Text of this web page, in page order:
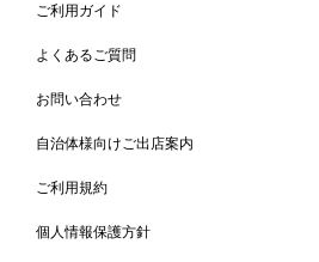
ご利用ガイド
よくあるご質問
お問い合わせ
自治体様向けご出店案内
ご利用規約
個人情報保護方針